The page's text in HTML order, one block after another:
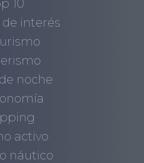
10
interés
noche
activo
náutico